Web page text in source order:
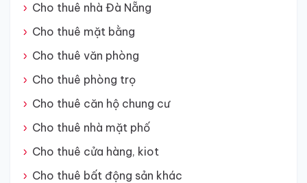
Cho thuê nhà Đà Nẵng
Cho thuê mặt bằng
Cho thuê văn phòng
Cho thuê phòng trọ
Cho thuê căn hộ chung cư
Cho thuê nhà mặt phố
Cho thuê cửa hàng, kiot
Cho thuê bất động sản khác